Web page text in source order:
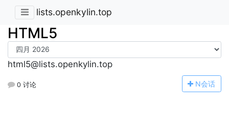
lists.openkylin.top
HTML5
html5@lists.openkylin.top
0 讨论 N会话